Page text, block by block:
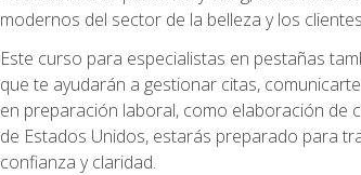
modernos del sector de la belleza y los
Este curso para especialistas en pestañas
que te ayudarán a gestionar citas,
en preparación laboral, como elaboración de
de Estados Unidos, estarás preparado para
confianza y claridad.